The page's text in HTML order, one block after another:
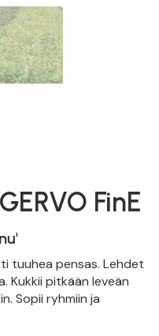
FinE
tuuhea pensas. Lehdet
Kukkii pitkään leveän
Sopii ryhmiin ja